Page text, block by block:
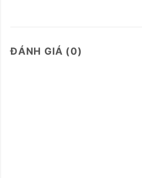
ĐÁNH GIÁ (0)